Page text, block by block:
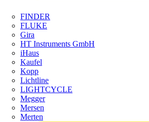
FINDER
FLUKE
Gira
HT Instruments GmbH
iHaus
Kaufel
Kopp
Lichtline
LIGHTCYCLE
Megger
Mersen
Merten